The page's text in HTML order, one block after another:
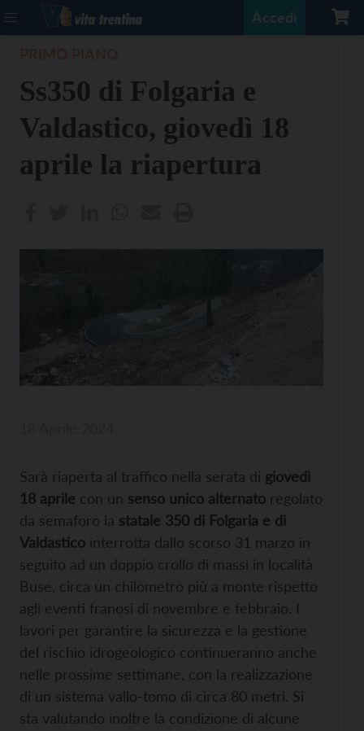
Accedi
Ss350 di Folgaria e
Valdastico, giovedì 18
aprile la riapertura
Sarà riaperta al traffico nella serata di giovedì
18 aprile con un senso unico alternato regolato
da semaforo la statale 350 di Folgaria e di
Valdastico interrotta dallo scorso 31 marzo in
seguito ad un doppio crollo di massi in località
Buse, circa un chilometro più a monte rispetto
agli eventi franosi di novembre e febbraio. I
lavori per garantire la sicurezza e la gestione
del rischio idrogeologico continueranno anche
nelle prossime settimane, con la realizzazione
di un sistema vallo-tomo di circa 80 metri. Si
sta valutando inoltre la condizione di alcune